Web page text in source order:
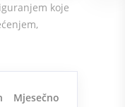
koje
Mjesečno